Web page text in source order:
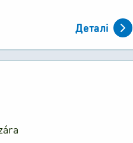
Деталі